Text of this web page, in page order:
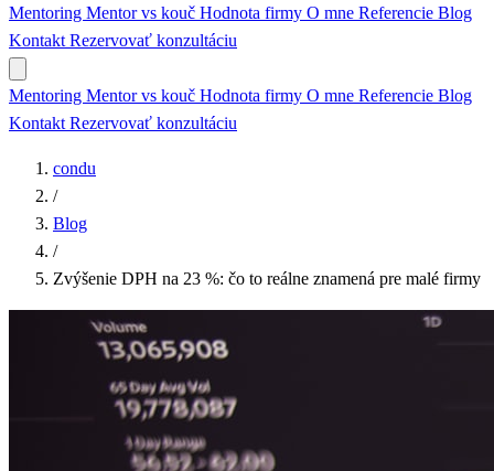
Mentoring Mentor vs kouč Hodnota firmy O mne Referencie Blog
Kontakt Rezervovať konzultáciu
Mentoring Mentor vs kouč Hodnota firmy O mne Referencie Blog
Kontakt Rezervovať konzultáciu
condu
/
Blog
/
Zvýšenie DPH na 23 %: čo to reálne znamená pre malé firmy